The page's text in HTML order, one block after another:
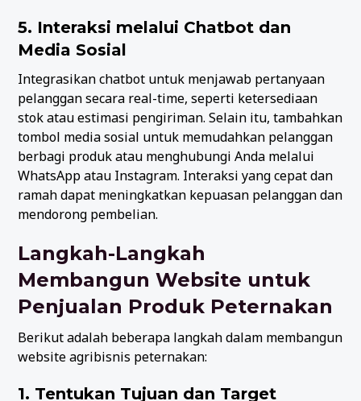
5. Interaksi melalui Chatbot dan
Media Sosial
Integrasikan chatbot untuk menjawab pertanyaan
pelanggan secara real-time, seperti ketersediaan
stok atau estimasi pengiriman. Selain itu, tambahkan
tombol media sosial untuk memudahkan pelanggan
berbagi produk atau menghubungi Anda melalui
WhatsApp atau Instagram. Interaksi yang cepat dan
ramah dapat meningkatkan kepuasan pelanggan dan
mendorong pembelian.
Langkah-Langkah
Membangun Website untuk
Penjualan Produk Peternakan
Berikut adalah beberapa langkah dalam membangun
website agribisnis peternakan:
1. Tentukan Tujuan dan Target